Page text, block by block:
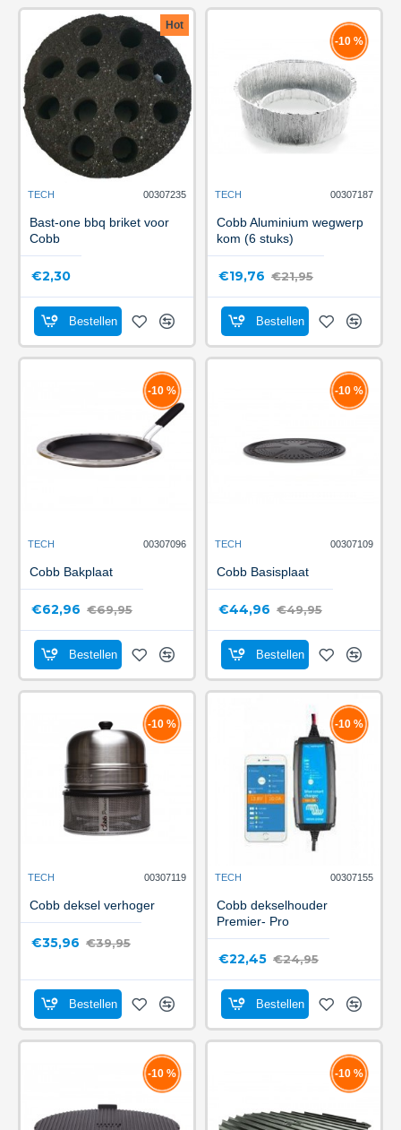
Hot
TECH 00307235
Bast-one bbq briket voor
Cobb
€2,30
Bestellen
-10 %
TECH 00307187
Cobb Aluminium wegwerp
kom (6 stuks)
€19,76 €21,95
Bestellen
-10 %
TECH 00307096
Cobb Bakplaat
€62,96 €69,95
Bestellen
-10 %
TECH 00307109
Cobb Basisplaat
€44,96 €49,95
Bestellen
-10 %
TECH 00307119
Cobb deksel verhoger
€35,96 €39,95
Bestellen
-10 %
TECH 00307155
Cobb dekselhouder
Premier- Pro
€22,45 €24,95
Bestellen
-10 % -10 %